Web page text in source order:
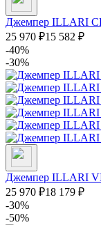
Джемпер ILLARI
25 970 ₽15 582 ₽
-40%
-30%
Джемпер ILLARI
25 970 ₽18 179 ₽
-30%
-50%